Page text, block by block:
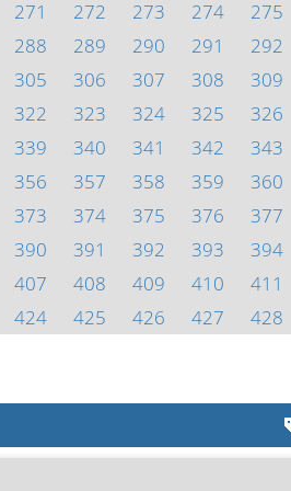
271 272 273 274
275
288 289 290 291
292
305 306 307 308
309
322 323 324 325
326
339 340 341 342
343
356 357 358 359
360
373 374 375 376
377
390 391 392 393
394
407 408 409 410
411
424 425 426 427
428